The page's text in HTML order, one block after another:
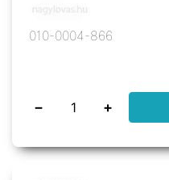
010-0004-866
− +